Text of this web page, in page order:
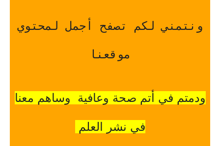
ونتمني لكم تصفح أجمل لمحتوي
موقعنا
ودمتم في أتم صحة وعافية وساهم معنا
في نشر العلم